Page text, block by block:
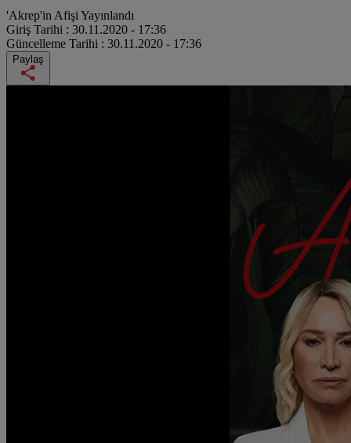
'Akrep'in Afişi Yayınlandı
Giriş Tarihi : 30.11.2020 - 17:36
Güncelleme Tarihi : 30.11.2020 - 17:36
Paylaş